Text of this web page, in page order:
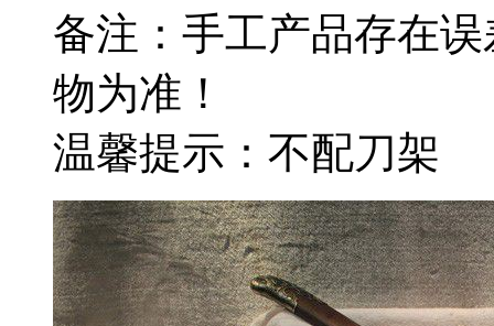
备注：手工产品存在
物为准！
温馨提示：不配刀架